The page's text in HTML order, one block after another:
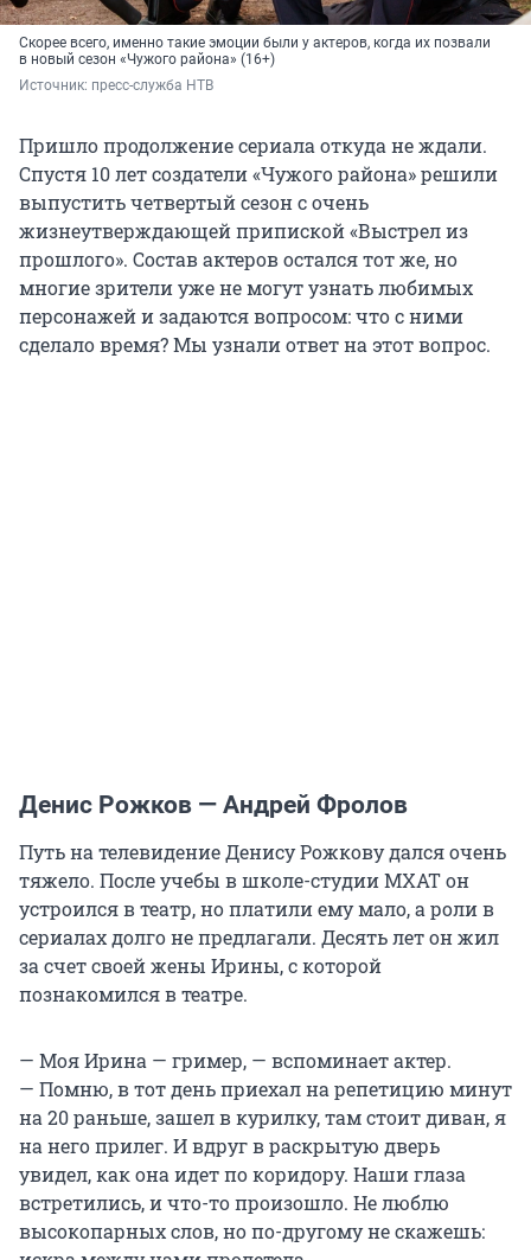
Скорее всего, именно такие эмоции были у актеров, когда их позвали
в новый сезон «Чужого района» (16+)
Источник: пресс-служба НТВ
Пришло продолжение сериала откуда не ждали.
Спустя 10 лет создатели «Чужого района» решили
выпустить четвертый сезон с очень
жизнеутверждающей припиской «Выстрел из
прошлого». Состав актеров остался тот же, но
многие зрители уже не могут узнать любимых
персонажей и задаются вопросом: что с ними
сделало время? Мы узнали ответ на этот вопрос.
Денис Рожков — Андрей Фролов
Путь на телевидение Денису Рожкову дался очень
тяжело. После учебы в школе-студии МХАТ он
устроился в театр, но платили ему мало, а роли в
сериалах долго не предлагали. Десять лет он жил
за счет своей жены Ирины, с которой
познакомился в театре.
— Моя Ирина — гример, — вспоминает актер.
— Помню, в тот день приехал на репетицию минут
на 20 раньше, зашел в курилку, там стоит диван, я
на него прилег. И вдруг в раскрытую дверь
увидел, как она идет по коридору. Наши глаза
встретились, и что-то произошло. Не люблю
высокопарных слов, но по-другому не скажешь: